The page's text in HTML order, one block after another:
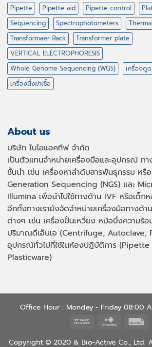
Pipette
Pipette aid Pipette control
Sequencing
Spectrophotometers
Transformaer Rack
Transformer plate
VERTICAL ELECTROPHORESIS
Whole Genome Sequencing (WGS)
เครื่องดูด
เครื่องนึ่งฆ่าเชื้อ
About us
บริษัท ไบโอแอคทีฟ จำกัด
เป็นตัวแทนจำหน่ายเครื่องมือและอุปกรณ์ ท
ชั้นนำ เช่น เครื่องหาลำดับสารพันธุกรรม หรือ
Generation Sequencing (NGS) และ
Illumina เพื่อนำไปใช้ทางด้าน IVF หรือเด็ก
อีกทั้งทางเรายังจัดจำหน่ายเครื่องมือทางด้า
ต่างๆ เช่น เครื่องปั่นเหวี่ยง หม้อนึ่งความร้อ
ปริมาณดีเอ็นเอ (Centrifuge, Autoclave,
อุปกรณ์ทั่วไปที่ใช้ในห้องปฏิบัติการ
Plasticware)
Office Hour : Monday - Friday 08:00
Bank
Click
Buy
Copyright © 2020 & Bio-Active Co., Ltd.